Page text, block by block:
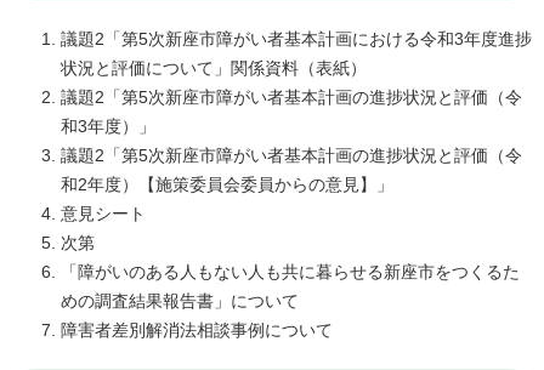
議題2「第5次新座市障がい者基本計画における令和3年度進捗
状況と評価について」関係資料（表紙）
議題2「第5次新座市障がい者基本計画の進捗状況と評価（令
和3年度）」
議題2「第5次新座市障がい者基本計画の進捗状況と評価（令
和2年度）【施策委員会委員からの意見】」
意見シート
次第
「障がいのある人もない人も共に暮らせる新座市をつくるた
めの調査結果報告書」について
障害者差別解消法相談事例について